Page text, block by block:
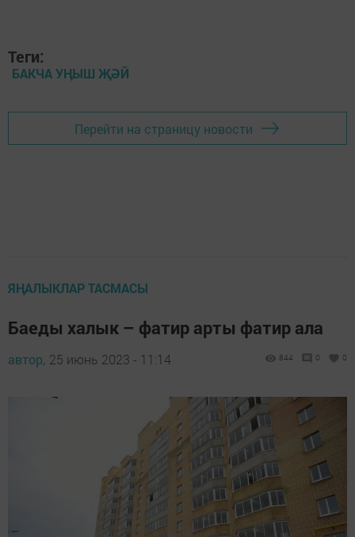
Теги:
БАКЧА УҢЫШ ҖӘЙ
Перейти на страницу новости
ЯҢАЛЫКЛАР ТАСМАСЫ
Баеды халык – фатир арты фатир ала
автор, 25 июнь 2023 - 11:14 844 0 0